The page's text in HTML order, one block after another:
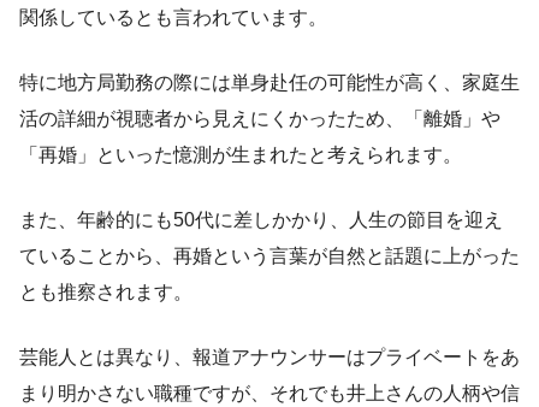
関係しているとも言われています。
特に地方局勤務の際には単身赴任の可能性が高く、家庭生
活の詳細が視聴者から見えにくかったため、「離婚」や
「再婚」といった憶測が生まれたと考えられます。
また、年齢的にも50代に差しかかり、人生の節目を迎え
ていることから、再婚という言葉が自然と話題に上がった
とも推察されます。
芸能人とは異なり、報道アナウンサーはプライベートをあ
まり明かさない職種ですが、それでも井上さんの人柄や信